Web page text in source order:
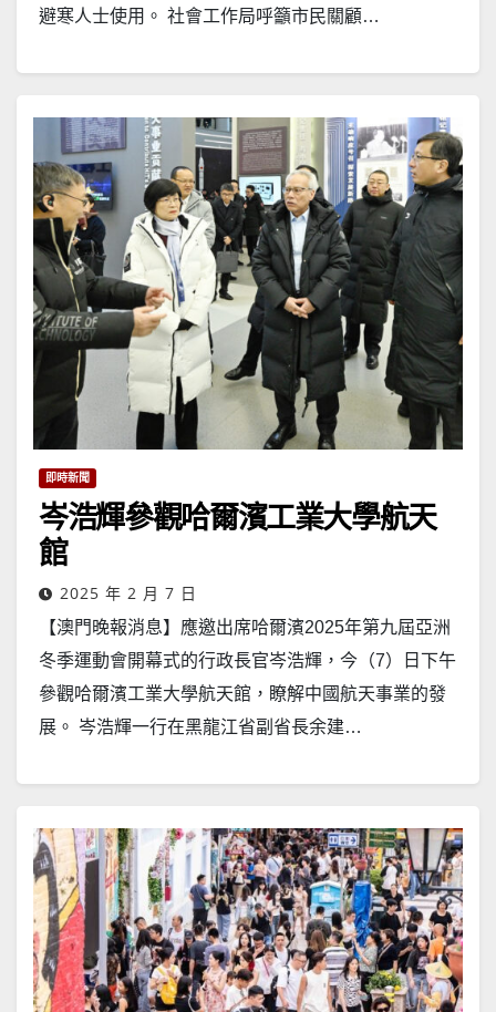
避寒人士使用。 社會工作局呼籲市民關顧…
即時新聞
岑浩輝參觀哈爾濱工業大學航天
館
2025 年 2 月 7 日
【澳門晚報消息】應邀出席哈爾濱2025年第九屆亞洲
冬季運動會開幕式的行政長官岑浩輝，今（7）日下午
參觀哈爾濱工業大學航天館，瞭解中國航天事業的發
展。 岑浩輝一行在黑龍江省副省長余建…